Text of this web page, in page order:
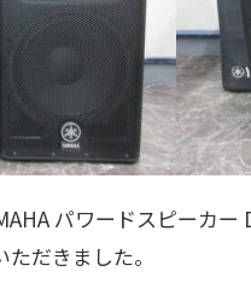
パワードスピーカー
だきました。